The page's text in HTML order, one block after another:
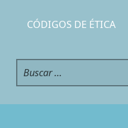
CÓDIGOS DE ÉTICA
Buscar: